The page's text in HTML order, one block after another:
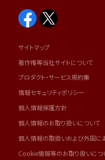
サイトマップ
著作権等当社サイトについて
プロダクト・サービス規約集
情報セキュリティポリシー
個人情報保護方針
個人情報のお取り扱いについて
個人情報の取扱いおよび外国
Cookie情報等のお取り扱いにつ